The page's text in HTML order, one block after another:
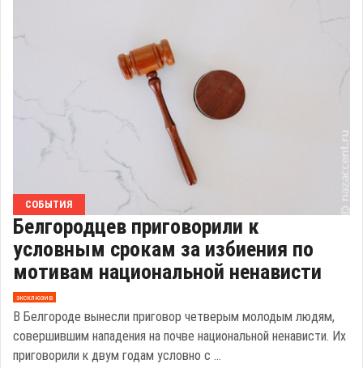
СОБЫТИЯ
Белгородцев приговорили к
условным срокам за избиения по
мотивам национальной ненависти
эксклюзив
В Белгороде вынесли приговор четверым молодым людям,
совершившим нападения на почве национальной ненависти. Их
приговорили к двум годам условно с ...